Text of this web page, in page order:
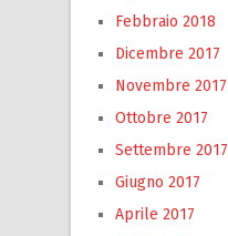
Febbraio 2018
Dicembre 2017
Novembre 2017
Ottobre 2017
Settembre 2017
Giugno 2017
Aprile 2017